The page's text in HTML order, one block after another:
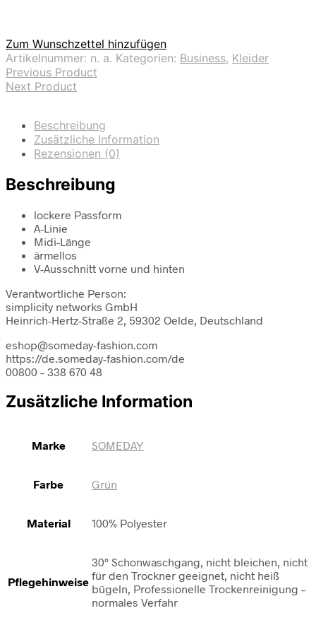
Zum Wunschzettel hinzufügen
Artikelnummer: n. a. Kategorien: Business, Kleider
Previous Product
Next Product
Beschreibung
Zusätzliche Information
Rezensionen (0)
Beschreibung
lockere Passform
A-Linie
Midi-Länge
ärmellos
V-Ausschnitt vorne und hinten
Verantwortliche Person:
simplicity networks GmbH
Heinrich-Hertz-Straße 2, 59302 Oelde, Deutschland
eshop@someday-fashion.com
https://de.someday-fashion.com/de
00800 – 338 670 48
Zusätzliche Information
Marke SOMEDAY
Farbe Grün
Material 100% Polyester
Pflegehinweise
30° Schonwaschgang, nicht bleichen, nicht
für den Trockner geeignet, nicht heiß
bügeln, Professionelle Trockenreinigung –
normales Verfahr